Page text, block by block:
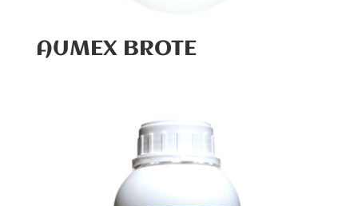
AUMEX BROTE